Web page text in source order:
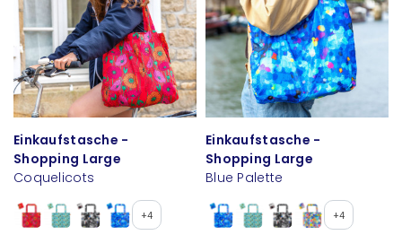
Einkaufstasche -
Shopping Large
Coquelicots
+4
Einkaufstasche -
Shopping Large
Blue Palette
+4